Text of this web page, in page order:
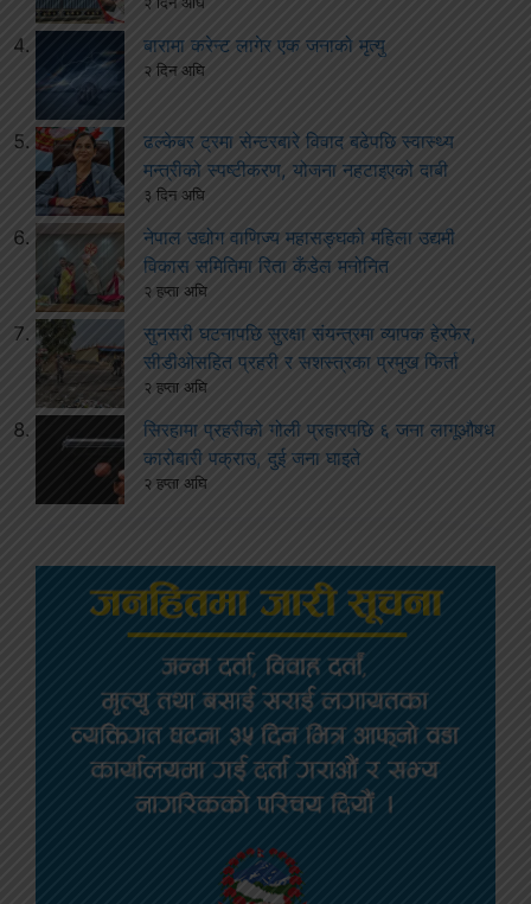
बारामा करेन्ट लागेर एक जनाको मृत्यु
२ दिन अघि
ढल्केबर ट्रमा सेन्टरबारे विवाद बढेपछि स्वास्थ्य
मन्त्रीको स्पष्टीकरण, योजना नहटाइएको दाबी
३ दिन अघि
नेपाल उद्योग वाणिज्य महासङ्घको महिला उद्यमी
विकास समितिमा रिता कँडेल मनोनित
२ हप्ता अघि
सुनसरी घटनापछि सुरक्षा संयन्त्रमा व्यापक हेरफेर,
सीडीओसहित प्रहरी र सशस्त्रका प्रमुख फिर्ता
२ हप्ता अघि
सिरहामा प्रहरीको गोली प्रहारपछि ६ जना लागूऔषध
कारोबारी पक्राउ, दुई जना घाइते
२ हप्ता अघि